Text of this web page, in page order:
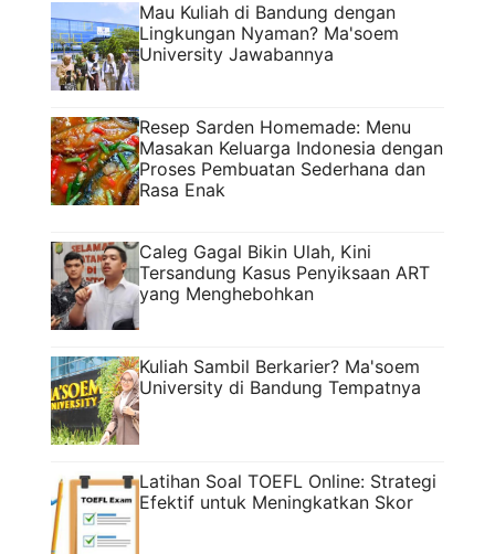
Mau Kuliah di Bandung dengan
Lingkungan Nyaman? Ma'soem
University Jawabannya
Resep Sarden Homemade: Menu
Masakan Keluarga Indonesia dengan
Proses Pembuatan Sederhana dan
Rasa Enak
Caleg Gagal Bikin Ulah, Kini
Tersandung Kasus Penyiksaan ART
yang Menghebohkan
Kuliah Sambil Berkarier? Ma'soem
University di Bandung Tempatnya
Latihan Soal TOEFL Online: Strategi
Efektif untuk Meningkatkan Skor